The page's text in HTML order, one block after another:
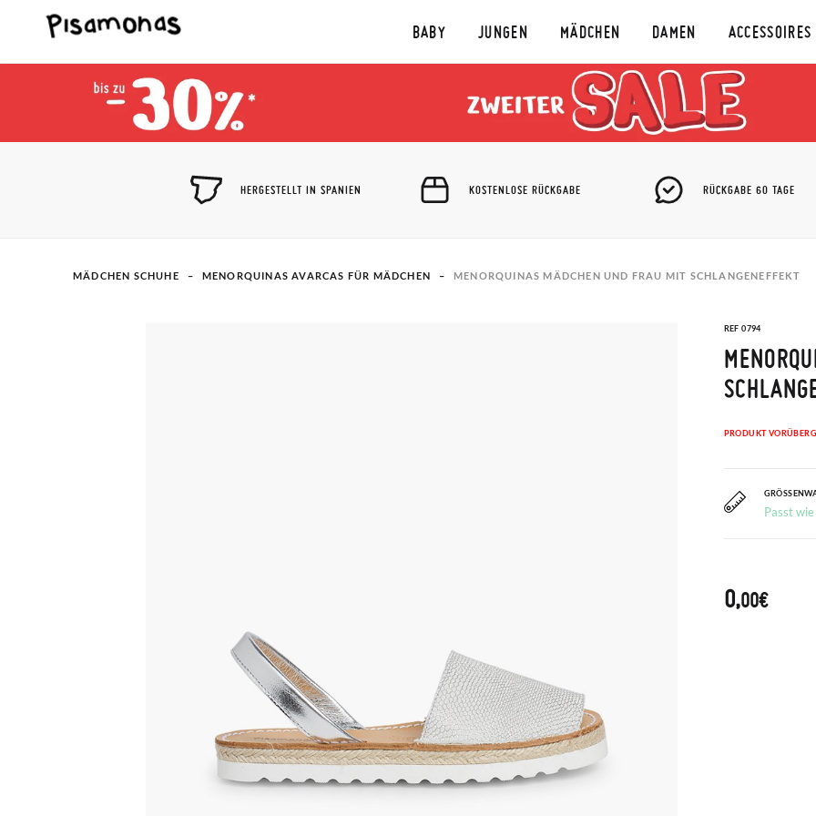
BABY JUNGEN MÄDCHEN DAMEN ACCESSOIRES
HERGESTELLT IN SPANIEN KOSTENLOSE RÜCKGABE RÜCKGABE 60 TAGE
MÄDCHEN SCHUHE MENORQUINAS AVARCAS FÜR MÄDCHEN MENORQUINAS MÄDCHEN UND FRAU MIT SCHLANGENEFFEKT
REF 0794
PRODUKT
Passt
0,00€